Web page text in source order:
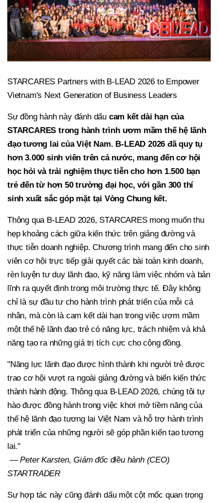
STARCARES Partners with B-LEAD 2026 to Empower
Vietnam's Next Generation of Business Leaders
Sự đồng hành này đánh dấu cam kết dài hạn của
STARCARES trong hành trình ươm mầm thế hệ lãnh
đạo tương lai của Việt Nam. B-LEAD 2026 đã quy tụ
hơn 3.000 sinh viên trên cả nước, mang đến cơ hội
học hỏi và trải nghiệm thực tiễn cho hơn 1.500 bạn
trẻ đến từ hơn 50 trường đại học, với gần 300 thí
sinh xuất sắc góp mặt tại Vòng Chung kết.
Thông qua B-LEAD 2026, STARCARES mong muốn thu
hẹp khoảng cách giữa kiến thức trên giảng đường và
thực tiễn doanh nghiệp. Chương trình mang đến cho sinh
viên cơ hội trực tiếp giải quyết các bài toán kinh doanh,
rèn luyện tư duy lãnh đạo, kỹ năng làm việc nhóm và bản
lĩnh ra quyết định trong môi trường thực tế. Đây không
chỉ là sự đầu tư cho hành trình phát triển của mỗi cá
nhân, mà còn là cam kết dài hạn trong việc ươm mầm
một thế hệ lãnh đạo trẻ có năng lực, trách nhiệm và khả
năng tạo ra những giá trị tích cực cho cộng đồng.
"Năng lực lãnh đạo được hình thành khi người trẻ được
trao cơ hội vượt ra ngoài giảng đường và biến kiến thức
thành hành động. Thông qua B-LEAD 2026, chúng tôi tự
hào được đồng hành trong việc khơi mở tiềm năng của
thế hệ lãnh đạo tương lai Việt Nam và hỗ trợ hành trình
phát triển của những người sẽ góp phần kiến tạo tương
lai."
— Peter Karsten, Giámđốc điều hành (CEO)
STARTRADER
Sự hợp tác này cũng đánh dấu một cột mốc quan trọng